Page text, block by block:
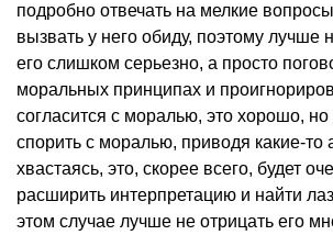
подробно отвечать на мелкие
вызвать у него обиду, поэтому лучше
его слишком серьезно, а просто
моральных принципах и
согласится с моралью, это хорошо, но
спорить с моралью, приводя какие-то
хвастаясь, это, скорее всего, будет
расширить интерпретацию и найти
этом случае лучше не отрицать его